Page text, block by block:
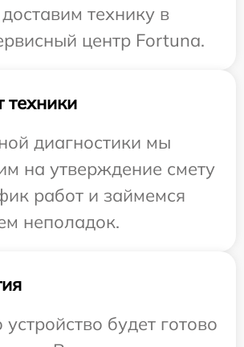
технику в
центр Fortuna.
техники
диагностики мы
на утверждение смету
работ и займемся
неполадок.
будет готово